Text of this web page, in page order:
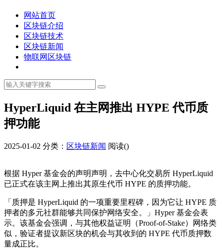
网站首页
区块链介绍
区块链技术
区块链新闻
物联网区块链
HyperLiquid 在主网推出 HYPE 代币质
押功能
2025-01-02 分类： 区块链新闻 阅读()
根据 Hyper 基金会的声明声明，去中心化交易所 HyperLiquid
已正式在该主网上推出其原生代币 HYPE 的质押功能。
「质押是 HyperLiquid 的一项重要里程碑，因为它让 HYPE 质
押者的多元社群能够共同保护网络安全。」Hyper 基金会表
示。该基金会强调，与其他权益证明（Proof-of-Stake）网络类
似，验证者提议新区块的机会与其收到的 HYPE 代币质押数
量成正比。